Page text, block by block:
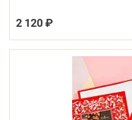
2 120 ₽